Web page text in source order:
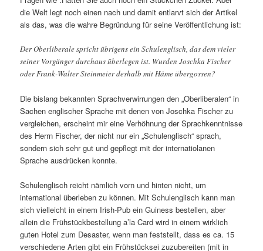
die Welt legt noch einen nach und damit entlarvt sich der Artikel
als das, was die wahre Begründung für seine Veröffentlichung ist:
Der Oberliberale spricht übrigens ein Schulenglisch, das dem vieler
seiner Vorgänger durchaus überlegen ist. Wurden Joschka Fischer
oder Frank-Walter Steinmeier deshalb mit Häme übergossen?
Die bislang bekannten Sprachverwirrungen den „Oberliberalen“ in
Sachen englischer Sprache mit denen von Joschka Fischer zu
vergleichen, erscheint mir eine Verhöhnung der Sprachkenntnisse
des Herrn Fischer, der nicht nur ein „Schulenglisch“ sprach,
sondern sich sehr gut und gepflegt mit der internatiolanen
Sprache ausdrücken konnte.
Schulenglisch reicht nämlich vorn und hinten nicht, um
international überleben zu können. Mit Schulenglisch kann man
sich vielleicht in einem Irish-Pub ein Guiness bestellen, aber
allein die Frühstückbestellung a’la Card wird in einem wirklich
guten Hotel zum Desaster, wenn man feststellt, dass es ca. 15
verschiedene Arten gibt ein Frühstücksei zuzubereiten (mit in